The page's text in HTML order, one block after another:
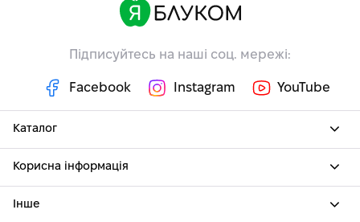
Підписуйтесь на наші соц. мережі:
Facebook Instagram YouTube
Каталог
Корисна інформація
Інше